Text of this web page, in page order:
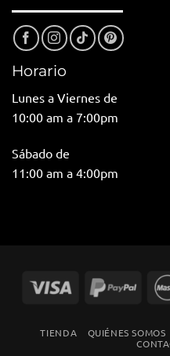
Horario
Lunes a Viernes de
10:00 am a 7:00pm
Sábado de
11:00 am a 4:00pm
TIENDA QUIÉNES SOMOS